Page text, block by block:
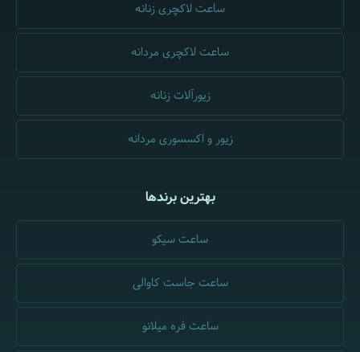
ساعت لاکچری زنانه
ساعت لاکچری مردانه
زیورآلات زنانه
زیور و اکسسوری مردانه
بهترین برندها
ساعت سیکو
ساعت جاست کاوالی
ساعت فره میلانو